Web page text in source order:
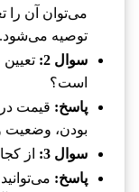
می‌توان آن را
توصیه می‌شود.
سوال 2:
است؟
پاسخ:
بودن، وضعیت
سوال 3:
از کجا
پاسخ: